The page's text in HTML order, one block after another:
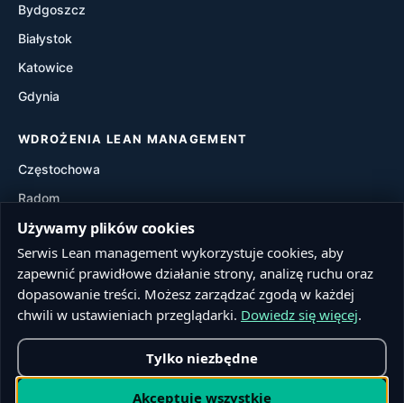
Waste Walk
Visual Management
Bydgoszcz
Białystok
Katowice
Gdynia
WDROŻENIA LEAN MANAGEMENT
Częstochowa
Radom
Rzeszów
Toruń
Sosnowiec
Kielce
Używamy plików cookies
Serwis Lean management wykorzystuje cookies, aby
zapewnić prawidłowe działanie strony, analizę ruchu oraz
dopasowanie treści. Możesz zarządzać zgodą w każdej
chwili w ustawieniach przeglądarki. Dowiedz się więcej.
Tylko niezbędne
Akceptuję wszystkie